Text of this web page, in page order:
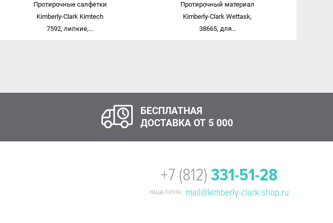
Протирочные салфетки
Kimberly-Clark Kimtech
7592, липкие,...
Протирочный материал
Kimberly-Clark Wettask,
38665, для...
БЕСПЛАТНАЯ
ДОСТАВКА ОТ 5 000
+7 (812)331-51-28
НАША ПОЧТА: mail@kimberly-clark-shop.ru